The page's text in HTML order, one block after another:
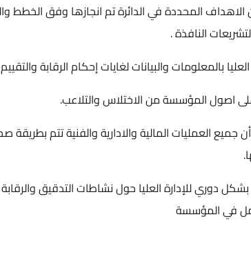
المحددة في الدائرة تم انجازها وفق الخطط
.
والبيانات لغايات إحكام الرقابة والتقييم
من الاختلاس والتلاعب.
المالية والادارية والفنية تتم بطريقة صحيحة
للإدارة العليا حول نشاطات التدقيق والرقابة الفنية